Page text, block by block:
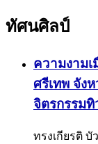
ทัศนศิลป์
ความงาม
ศรีเทพ จัง
จิตรกรรม
ทรงเกียรติ บั